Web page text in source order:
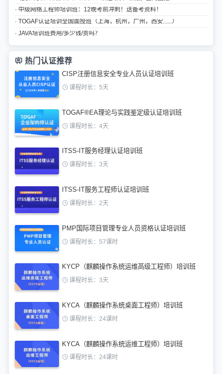
· 中级网络工程师培训班：12晚考前冲刺！送备考资料！
· TOGAF认证培训全国面授班（上海，杭州，广州，西安......）
· JAVA培训班费用/多少钱/贵吗？
热门认证推荐
CISP注册信息安全专业人员认证培训班
课程时长：5天
TOGAF®EA理论与实践鉴定级认证培训班
课程时长：4天
ITSS-IT服务经理认证培训班
课程时长：3天
ITSS-IT服务工程师认证培训班
课程时长：2天
PMP国际项目管理专业人员资格认证培训班
课程时长：57课时
KYCP（麒麟操作系统运维高级工程师）培训班
课程时长：3天
KYCA（麒麟操作系统桌面工程师）培训班
课程时长：24课时
KYCA（麒麟操作系统运维工程师）培训班
课程时长：24课时